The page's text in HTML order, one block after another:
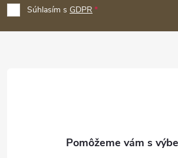
p
ä
Súhlasím s GDPR